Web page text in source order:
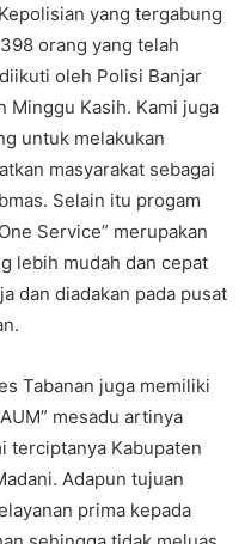
yang tergabung
orang yang telah
oleh Polisi Banjar
Minggu Kasih. Kami juga
untuk melakukan
masyarakat sebagai
Selain itu progam
Service” merupakan
lebih mudah dan cepat
dan diadakan pada pusat
Tabanan juga memiliki
mesadu artinya
terciptanya Kabupaten
Adapun tujuan
prima kepada